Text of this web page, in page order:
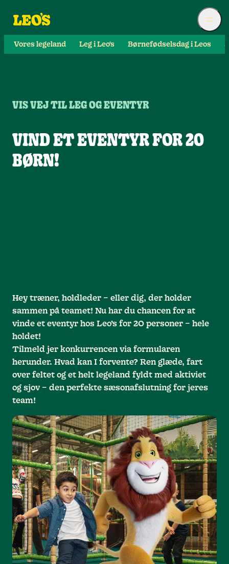
Vores legeland Leg i Leo's Børnefødselsdag i Leos
VIND ET EVENTYR FOR 20
BØRN!
VIS VEJ TIL LEG OG EVENTYR
Hey træner, holdleder – eller dig, der holder
sammen på teamet! Nu har du chancen for at
vinde et eventyr hos Leo’s for 20 personer – hele
holdet!
Tilmeld jer konkurrencen via formularen
herunder. Hvad kan I forvente? Ren glæde, fart
over feltet og et helt legeland fyldt med aktiviet
og sjov – den perfekte sæsonafslutning for jeres
team!